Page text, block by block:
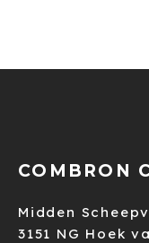
COMBRON
Midden
3151 NG Hoek